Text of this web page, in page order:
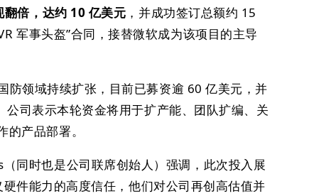
倍，达约 10 亿美元 ，并成功签订总额约 15
军事头盔”合同，接替微软成为该项目的主导
领域持续扩张，目前已募资逾 60 亿美元，并
司表示本轮资金将用于扩产能、团队扩编、关
产品部署。
同时也是公司联席创始人）强调，此次投入展
件能力的高度信任，他们对公司再创高估值并